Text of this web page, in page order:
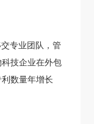
专业团队，管
技企业在外包
数量年增长